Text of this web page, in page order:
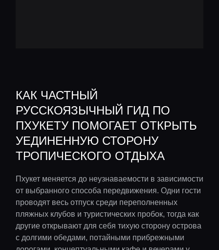
КАК ЧАСТНЫЙ
РУССКОЯЗЫЧНЫЙ ГИД ПО
ПХУКЕТУ ПОМОГАЕТ ОТКРЫТЬ
УЕДИНЕННУЮ СТОРОНУ
ТРОПИЧЕСКОГО ОТДЫХА
Пхукет меняется до неузнаваемости в зависимости
от выбранного способа передвижения. Одни гости
проводят весь отпуск среди переполненных
пляжных клубов и туристических пробок, тогда как
другие открывают для себя тихую сторону острова
с долгими обедами, потайными прибрежными